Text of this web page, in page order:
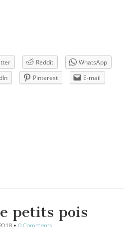
Reddit
WhatsApp
Pinterest
E-mail
petits pois
• 0 Comments